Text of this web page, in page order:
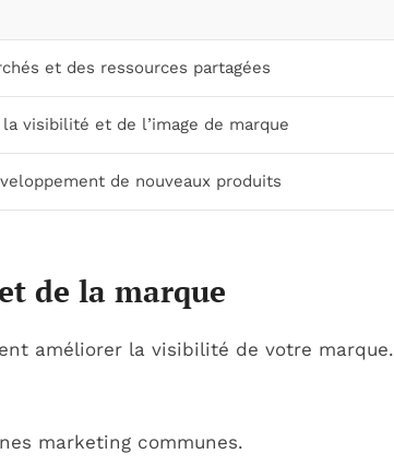
et des ressources partagées
visibilité et de l’image de marque
de nouveaux produits
de la marque
améliorer la visibilité de votre marque.
marketing communes.